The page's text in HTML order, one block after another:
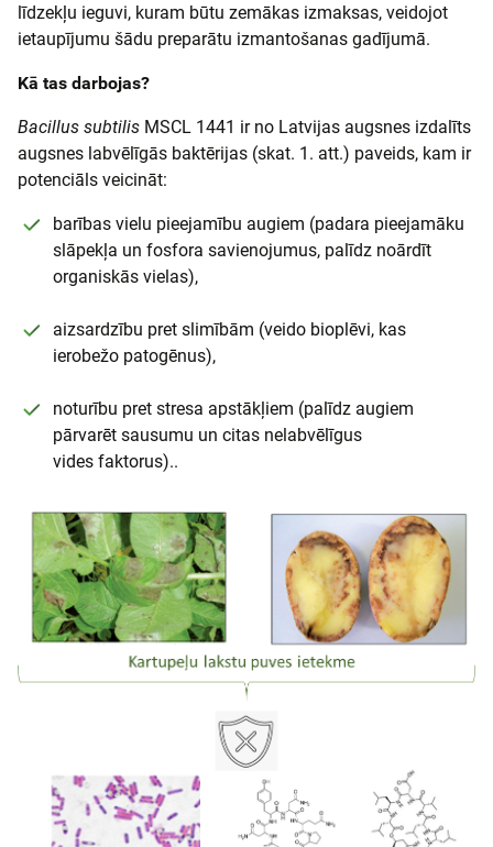
līdzekļu ieguvi, kuram būtu zemākas izmaksas, veidojot
ietaupījumu šādu preparātu izmantošanas gadījumā.
Kā tas darbojas?
Bacillus subtilis MSCL 1441 ir no Latvijas augsnes izdalīts
augsnes labvēlīgās baktērijas (skat. 1. att.) paveids, kam ir
potenciāls veicināt:
barības vielu pieejamību augiem (padara pieejamāku
slāpekļa un fosfora savienojumus, palīdz noārdīt
organiskās vielas),
aizsardzību pret slimībām (veido bioplēvi, kas
ierobežo patogēnus),
noturību pret stresa apstākļiem (palīdz augiem
pārvarēt sausumu un citas nelabvēlīgus
vides faktorus)..